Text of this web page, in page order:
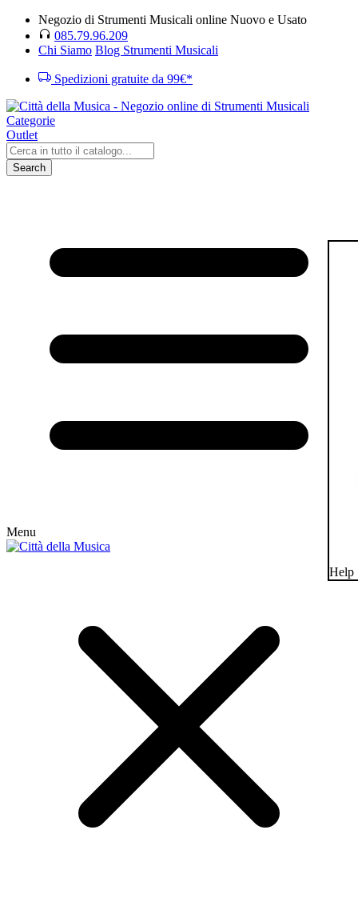
Negozio di Strumenti Musicali online Nuovo e Usato
085.79.96.209
Chi Siamo Blog Strumenti Musicali
Spedizioni gratuite da 99€*
Categorie
Outlet
Search
Menu
Help